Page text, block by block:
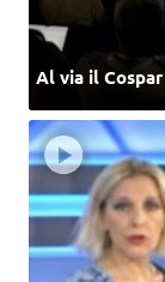
Al via il